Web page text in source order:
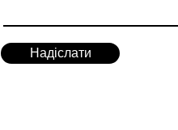
Надіслати